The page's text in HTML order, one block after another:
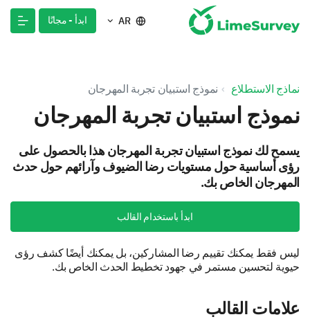
AR ابدأ - مجانًا
نماذج الاستطلاع نموذج استبيان تجربة المهرجان
نموذج استبيان تجربة المهرجان
يسمح لك نموذج استبيان تجربة المهرجان هذا بالحصول على
رؤى أساسية حول مستويات رضا الضيوف وآرائهم حول حدث
المهرجان الخاص بك.
ابدأ باستخدام القالب
ليس فقط يمكنك تقييم رضا المشاركين، بل يمكنك أيضًا كشف رؤى
حيوية لتحسين مستمر في جهود تخطيط الحدث الخاص بك.
علامات القالب